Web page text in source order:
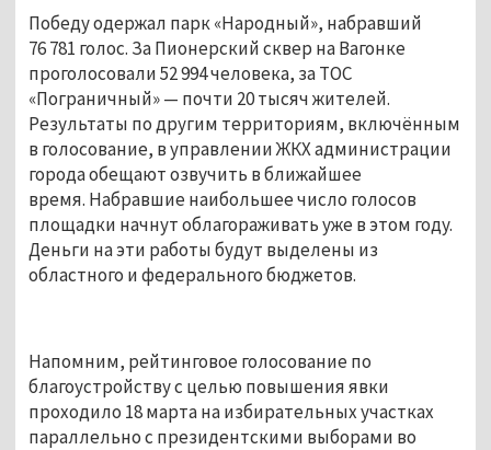
Победу одержал парк «Народный», набравший
76 781 голос. За Пионерский сквер на Вагонке
проголосовали 52 994 человека, за ТОС
«Пограничный» — почти 20 тысяч жителей.
Результаты по другим территориям, включённым
в голосование, в управлении ЖКХ администрации
города обещают озвучить в ближайшее
время. Набравшие наибольшее число голосов
площадки начнут облагораживать уже в этом году.
Деньги на эти работы будут выделены из
областного и федерального бюджетов.
Напомним, рейтинговое голосование по
благоустройству с целью повышения явки
проходило 18 марта на избирательных участках
параллельно с президентскими выборами во